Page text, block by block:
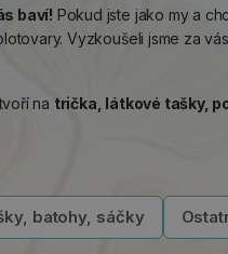
baví! Pokud jste jako my a
Vyzkoušeli jsme za
na trička, látkové tašky,
batohy, sáčky